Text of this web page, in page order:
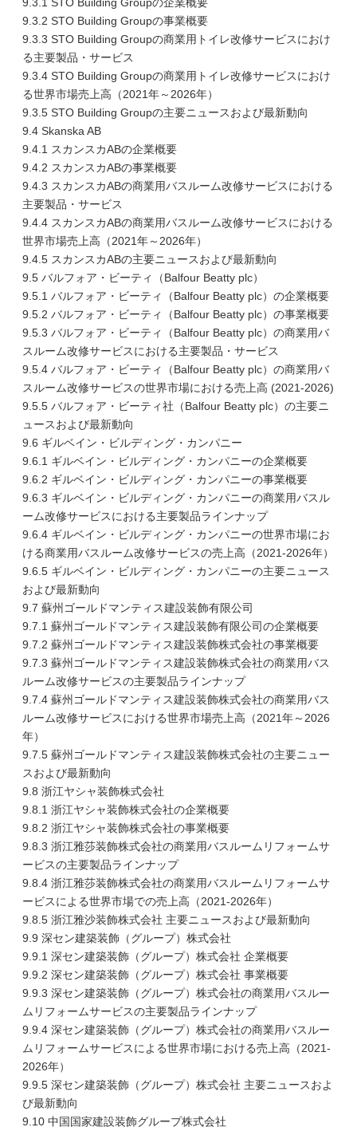
9.3.2 STO Building Groupの事業概要
9.3.3 STO Building Groupの商業用トイレ改修サービスにおけ
る主要製品・サービス
9.3.4 STO Building Groupの商業用トイレ改修サービスにおけ
る世界市場売上高（2021年～2026年）
9.3.5 STO Building Groupの主要ニュースおよび最新動向
9.4 Skanska AB
9.4.1 スカンスカABの企業概要
9.4.2 スカンスカABの事業概要
9.4.3 スカンスカABの商業用バスルーム改修サービスにおける
主要製品・サービス
9.4.4 スカンスカABの商業用バスルーム改修サービスにおける
世界市場売上高（2021年～2026年）
9.4.5 スカンスカABの主要ニュースおよび最新動向
9.5 バルフォア・ビーティ（Balfour Beatty plc）
9.5.1 バルフォア・ビーティ（Balfour Beatty plc）の企業概要
9.5.2 バルフォア・ビーティ（Balfour Beatty plc）の事業概要
9.5.3 バルフォア・ビーティ（Balfour Beatty plc）の商業用バ
スルーム改修サービスにおける主要製品・サービス
9.5.4 バルフォア・ビーティ（Balfour Beatty plc）の商業用バ
スルーム改修サービスの世界市場における売上高 (2021-2026)
9.5.5 バルフォア・ビーティ社（Balfour Beatty plc）の主要ニ
ュースおよび最新動向
9.6 ギルベイン・ビルディング・カンパニー
9.6.1 ギルベイン・ビルディング・カンパニーの企業概要
9.6.2 ギルベイン・ビルディング・カンパニーの事業概要
9.6.3 ギルベイン・ビルディング・カンパニーの商業用バスル
ーム改修サービスにおける主要製品ラインナップ
9.6.4 ギルベイン・ビルディング・カンパニーの世界市場にお
ける商業用バスルーム改修サービスの売上高（2021-2026年）
9.6.5 ギルベイン・ビルディング・カンパニーの主要ニュース
および最新動向
9.7 蘇州ゴールドマンティス建設装飾有限公司
9.7.1 蘇州ゴールドマンティス建設装飾有限公司の企業概要
9.7.2 蘇州ゴールドマンティス建設装飾株式会社の事業概要
9.7.3 蘇州ゴールドマンティス建設装飾株式会社の商業用バス
ルーム改修サービスの主要製品ラインナップ
9.7.4 蘇州ゴールドマンティス建設装飾株式会社の商業用バス
ルーム改修サービスにおける世界市場売上高（2021年～2026
年）
9.7.5 蘇州ゴールドマンティス建設装飾株式会社の主要ニュー
スおよび最新動向
9.8 浙江ヤシャ装飾株式会社
9.8.1 浙江ヤシャ装飾株式会社の企業概要
9.8.2 浙江ヤシャ装飾株式会社の事業概要
9.8.3 浙江雅莎装飾株式会社の商業用バスルームリフォームサ
ービスの主要製品ラインナップ
9.8.4 浙江雅莎装飾株式会社の商業用バスルームリフォームサ
ービスによる世界市場での売上高（2021-2026年）
9.8.5 浙江雅沙装飾株式会社 主要ニュースおよび最新動向
9.9 深セン建築装飾（グループ）株式会社
9.9.1 深セン建築装飾（グループ）株式会社 企業概要
9.9.2 深セン建築装飾（グループ）株式会社 事業概要
9.9.3 深セン建築装飾（グループ）株式会社の商業用バスルー
ムリフォームサービスの主要製品ラインナップ
9.9.4 深セン建築装飾（グループ）株式会社の商業用バスルー
ムリフォームサービスによる世界市場における売上高（2021-
2026年）
9.9.5 深セン建築装飾（グループ）株式会社 主要ニュースおよ
び最新動向
9.10 中国国家建設装飾グループ株式会社